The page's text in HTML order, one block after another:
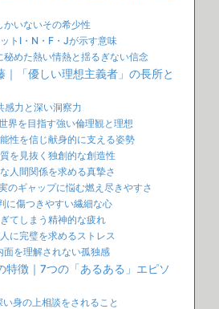
かいないその希少性
トI・N・F・Jが示す意味
秘めた熱い情熱と揺るぎない信念
｜「優しい理想主義者」の長所と
感力と深い洞察力
界を目指す強い倫理観と理想
性を信じ献身的に支える姿勢
を見抜く独創的な創造性
人間関係を求める真摯さ
のギャップに悩む燃え尽きやすさ
に傷つきやすい繊細な心
てしまう精神的な疲れ
に完璧を求めるストレス
を理解されない孤独感
特徴｜7つの「あるある」エピソ
身の上相談をされること